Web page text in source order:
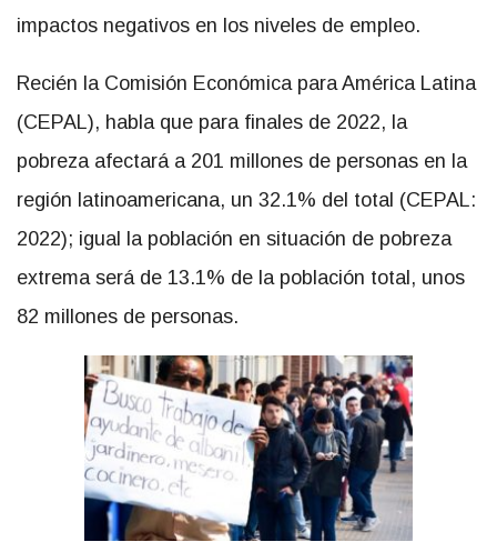
impactos negativos en los niveles de empleo.
Recién la Comisión Económica para América Latina
(CEPAL), habla que para finales de 2022, la
pobreza afectará a 201 millones de personas en la
región latinoamericana, un 32.1% del total (CEPAL:
2022); igual la población en situación de pobreza
extrema será de 13.1% de la población total, unos
82 millones de personas.